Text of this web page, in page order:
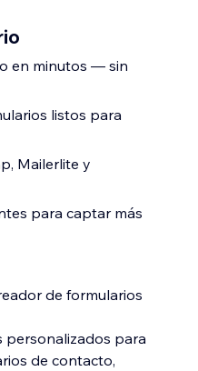
en minutos — sin
listos para
Mailerlite y
para captar más
de formularios
personalizados para
de contacto,